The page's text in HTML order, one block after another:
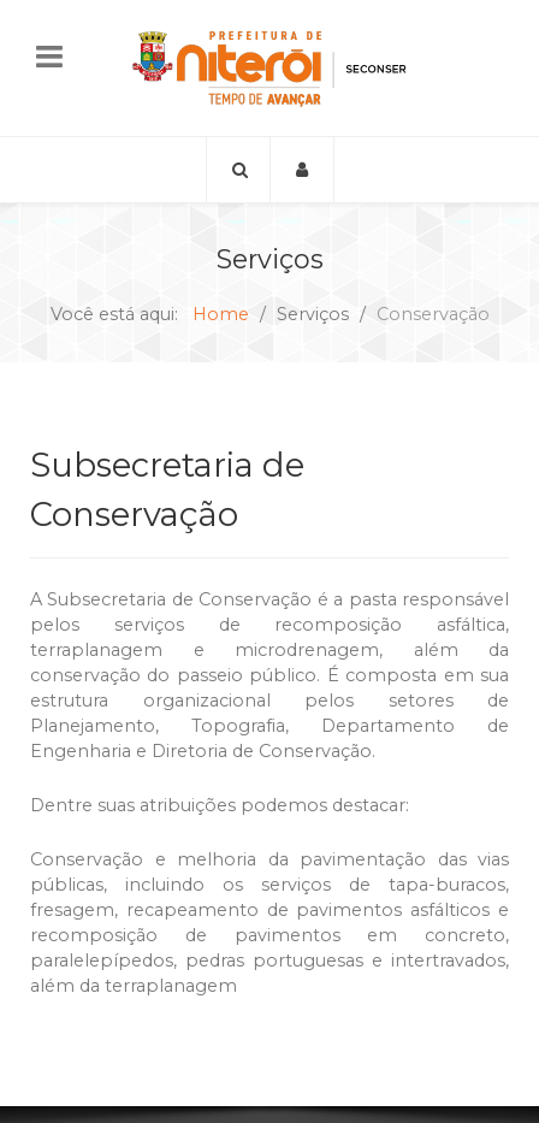
Serviços
Você está aqui: Home Serviços Conservação
Subsecretaria de
Conservação
A Subsecretaria de Conservação é a pasta responsável
pelos serviços de recomposição asfáltica,
terraplanagem e microdrenagem, além da
conservação do passeio público. É composta em sua
estrutura organizacional pelos setores de
Planejamento, Topografia, Departamento de
Engenharia e Diretoria de Conservação.
Dentre suas atribuições podemos destacar:
Conservação e melhoria da pavimentação das vias
públicas, incluindo os serviços de tapa-buracos,
fresagem, recapeamento de pavimentos asfálticos e
recomposição de pavimentos em concreto,
paralelepípedos, pedras portuguesas e intertravados,
além da terraplanagem